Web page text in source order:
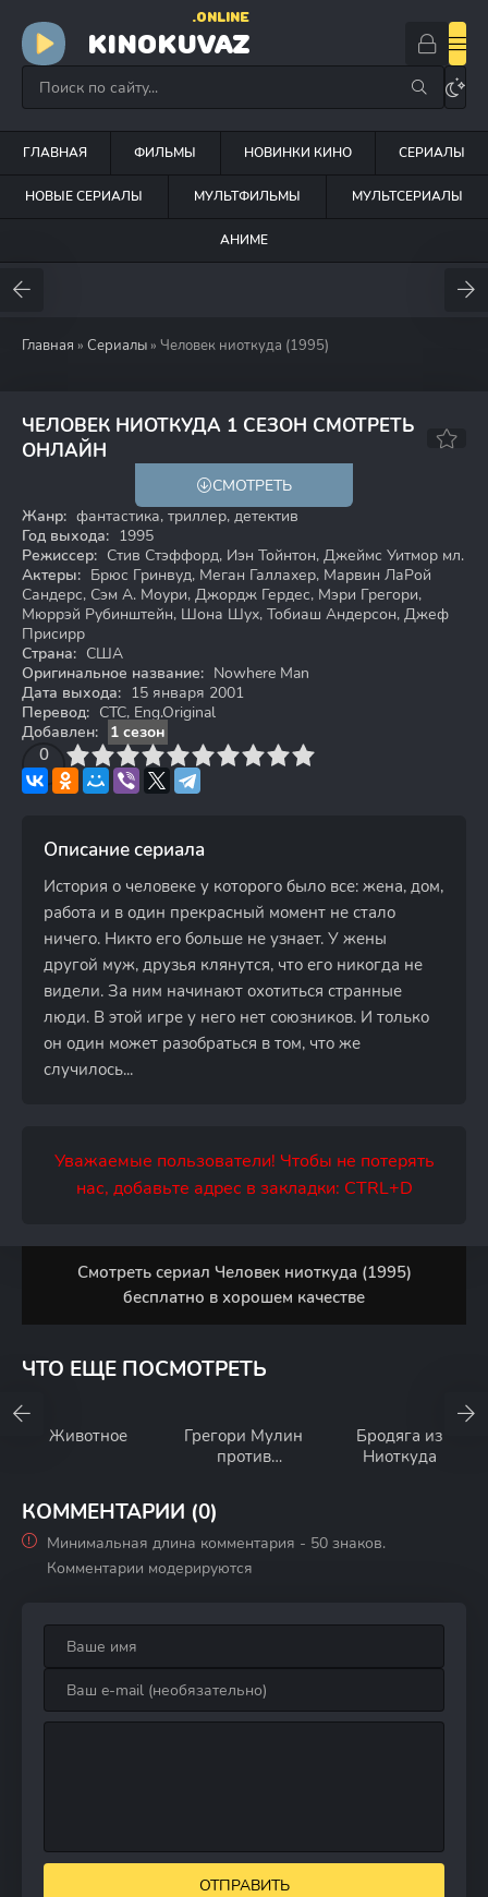
KINOKUVAZ
.ONLINE
ГЛАВНАЯ ФИЛЬМЫ НОВИНКИ КИНО СЕРИАЛЫ
НОВЫЕ СЕРИАЛЫ МУЛЬТФИЛЬМЫ МУЛЬТСЕРИАЛЫ
АНИМЕ
Главная » Сериалы » Человек ниоткуда (1995)
ЧЕЛОВЕК НИОТКУДА 1 СЕЗОН СМОТРЕТЬ
ОНЛАЙН
7.2
СМОТРЕТЬ
Жанр: фантастика, триллер, детектив
Год выхода: 1995
Режиссер: Стив Стэффорд, Иэн Тойнтон, Джеймс Уитмор мл.
Актеры: Брюс Гринвуд, Меган Галлахер, Марвин ЛаРой
Сандерс, Сэм А. Моури, Джордж Гердес, Мэри Грегори,
Мюррэй Рубинштейн, Шона Шух, Тобиаш Андерсон, Джеф
Присирр
Страна: США
Оригинальное название: Nowhere Man
Дата выхода: 15 января 2001
Перевод: СТС, Eng.Original
Добавлен:
1 сезон
0
4 6 7 8 9 10
Описание сериала
История о человеке у которого было все: жена, дом,
работа и в один прекрасный момент не стало
ничего. Никто его больше не узнает. У жены
другой муж, друзья клянутся, что его никогда не
видели. За ним начинают охотиться странные
люди. В этой игре у него нет союзников. И только
он один может разобраться в том, что же
случилось...
Уважаемые пользователи! Чтобы не потерять
нас, добавьте адрес в закладки: CTRL+D
Смотреть сериал Человек ниоткуда (1995)
бесплатно в хорошем качестве
ЧТО ЕЩЕ ПОСМОТРЕТЬ
Животное
Грегори Мулин
против
Бродяга из
Ниоткуда
КОММЕНТАРИИ (0)
Минимальная длина комментария - 50 знаков.
Комментарии модерируются
ОТПРАВИТЬ